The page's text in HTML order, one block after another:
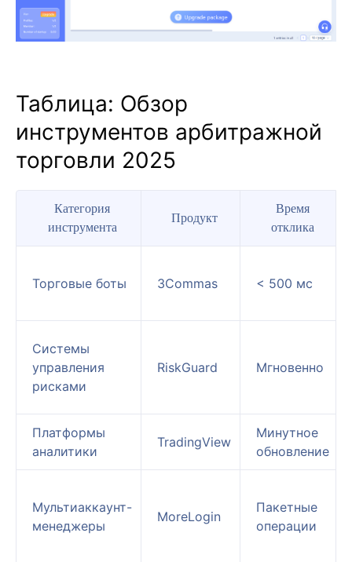
Таблица: Обзор
инструментов арбитражной
торговли 2025
Категория
инструмента
Продукт
Время
отклика
Торговые боты 3Commas < 500 мс
Системы
управления
рисками
RiskGuard Мгновенно
Платформы
аналитики
TradingView
Минутное
обновление
Мультиаккаунт-
менеджеры
MoreLogin
Пакетные
операции